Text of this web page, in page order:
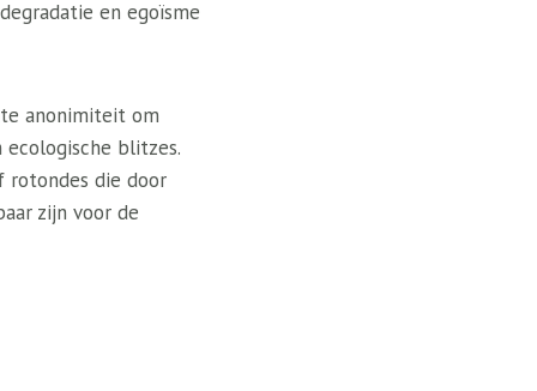
en egoïsme
anonimiteit om
blitzes.
rotondes die door
zijn voor de